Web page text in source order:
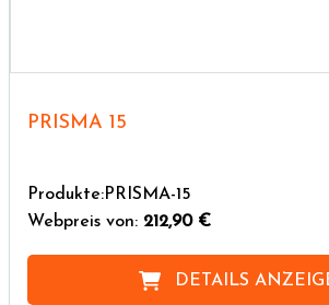
PRISMA 15
Produkte:PRISMA-15
Webpreis von: 212,90 €
DETAILS